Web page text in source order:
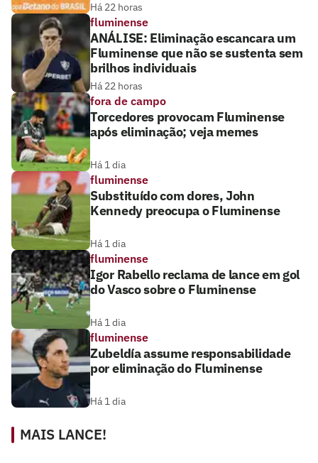
Há 22 horas
fluminense
ANÁLISE: Eliminação escancara um
Fluminense que não se sustenta sem
brilhos individuais
Há 22 horas
fora de campo
Torcedores provocam Fluminense
após eliminação; veja memes
Há 1 dia
fluminense
Substituído com dores, John
Kennedy preocupa o Fluminense
Há 1 dia
fluminense
Igor Rabello reclama de lance em gol
do Vasco sobre o Fluminense
Há 1 dia
fluminense
Zubeldía assume responsabilidade
por eliminação do Fluminense
Há 1 dia
MAIS LANCE!